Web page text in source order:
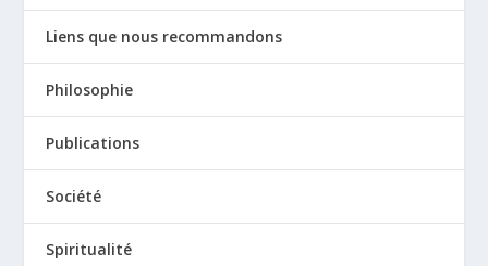
Liens que nous recommandons
Philosophie
Publications
Société
Spiritualité